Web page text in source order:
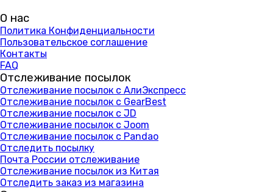
О нас
Политика Конфиденциальности
Пользовательское соглашение
Контакты
FAQ
Отслеживание посылок
Отслеживание посылок с АлиЭкспресс
Отслеживание посылок с GearBest
Отслеживание посылок с JD
Отслеживание посылок с Joom
Отслеживание посылок с Pandao
Отследить посылку
Почта России отслеживание
Отслеживание посылок из Китая
Отследить заказ из магазина